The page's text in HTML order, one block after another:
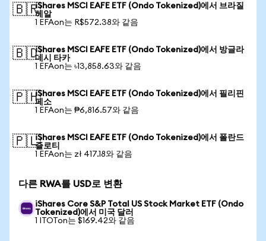
🇧🇷iShares MSCI EAFE ETF (Ondo Tokenized)에서 브라질
헤알
1 EFAon는 R$572.38와 같음
🇧🇩iShares MSCI EAFE ETF (Ondo Tokenized)에서 방글라
데시 타카
1 EFAon는 ৳13,858.63와 같음
🇵🇭iShares MSCI EAFE ETF (Ondo Tokenized)에서 필리핀
페소
1 EFAon는 ₱6,816.57와 같음
🇵🇱iShares MSCI EAFE ETF (Ondo Tokenized)에서 폴란드
즐로티
1 EFAon는 zł 417.18와 같음
다른 RWA를 USD로 변환
iShares Core S&P Total US Stock Market ETF (Ondo
Tokenized)에서 미국 달러
1 ITOTon는 $169.42와 같음